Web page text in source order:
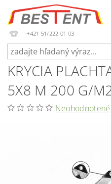
+421 51/222 01 03
KRYCIA
5X8 M 200 G/
Neohodnotené